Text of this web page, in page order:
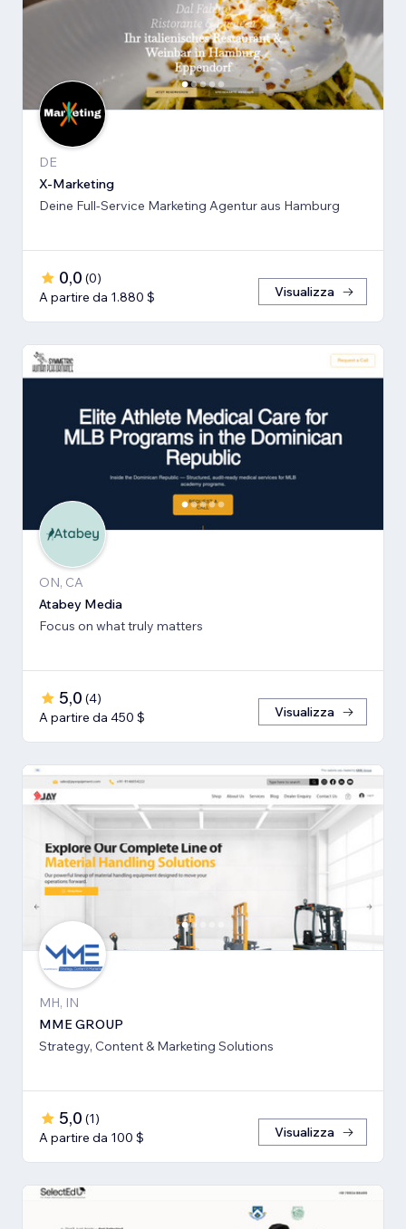
DE
X-Marketing
Deine Full-Service Marketing Agentur aus Hamburg
0,0 (0)
A partire da 1.880 $
Visualizza
ON, CA
Atabey Media
Focus on what truly matters
5,0 (4)
A partire da 450 $
Visualizza
MH, IN
MME GROUP
Strategy, Content & Marketing Solutions
5,0 (1)
A partire da 100 $
Visualizza